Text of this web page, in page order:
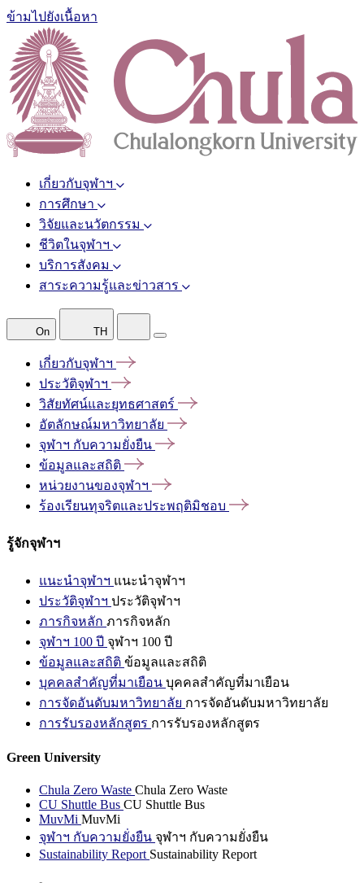
ข้ามไปยังเนื้อหา
เกี่ยวกับจุฬาฯ
การศึกษา
วิจัยและนวัตกรรม
ชีวิตในจุฬาฯ
บริการสังคม
สาระความรู้และข่าวสาร
On TH
เกี่ยวกับจุฬาฯ
ประวัติจุฬาฯ
วิสัยทัศน์และยุทธศาสตร์
อัตลักษณ์มหาวิทยาลัย
จุฬาฯ กับความยั่งยืน
ข้อมูลและสถิติ
หน่วยงานของจุฬาฯ
ร้องเรียนทุจริตและประพฤติมิชอบ
รู้จักจุฬาฯ
แนะนำจุฬาฯ แนะนำจุฬาฯ
ประวัติจุฬาฯ ประวัติจุฬาฯ
ภารกิจหลัก ภารกิจหลัก
จุฬาฯ 100 ปี จุฬาฯ 100 ปี
ข้อมูลและสถิติ ข้อมูลและสถิติ
บุคคลสำคัญที่มาเยือน บุคคลสำคัญที่มาเยือน
การจัดอันดับมหาวิทยาลัย การจัดอันดับมหาวิทยาลัย
การรับรองหลักสูตร การรับรองหลักสูตร
Green University
Chula Zero Waste Chula Zero Waste
CU Shuttle Bus CU Shuttle Bus
MuvMi MuvMi
จุฬาฯ กับความยั่งยืน จุฬาฯ กับความยั่งยืน
Sustainability Report Sustainability Report